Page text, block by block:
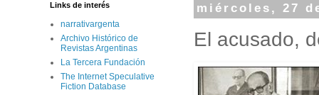
miércoles, 27
El acusado,
Links de interés
narrativargenta
Archivo Histórico de
Revistas Argentinas
La Tercera Fundación
The Internet Speculative
Fiction Database